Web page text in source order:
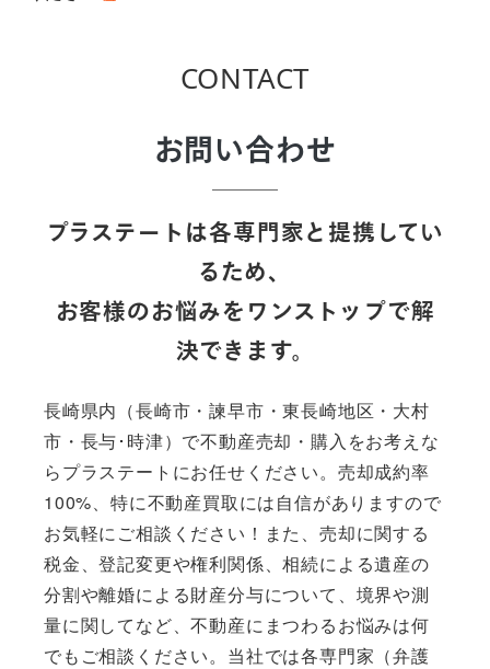
CONTACT
お問い合わせ
プラステートは各専門家と提携してい
るため、
お客様のお悩みをワンストップで解
決できます。
長崎県内（長崎市・諫早市・東長崎地区・大村
市・長与･時津）で不動産売却・購入をお考えな
らプラステートにお任せください。売却成約率
100%、特に不動産買取には自信がありますので
お気軽にご相談ください！また、売却に関する
税金、登記変更や権利関係、相続による遺産の
分割や離婚による財産分与について、境界や測
量に関してなど、不動産にまつわるお悩みは何
でもご相談ください。当社では各専門家（弁護